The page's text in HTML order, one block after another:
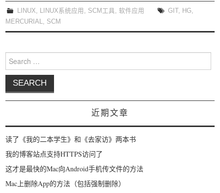
LINUX, LINUX系统应用 , SCM工具,软件应用 GIT , HG,
MERCURIAL, SCM
Search for:
近期文章
读了《我的二本学生》和《去家访》两本书
我的博客站点支持HTTPS访问了
这才是最快的Mac向Android手机传文件的方法
Mac上删除App的方法（包括强制删除）